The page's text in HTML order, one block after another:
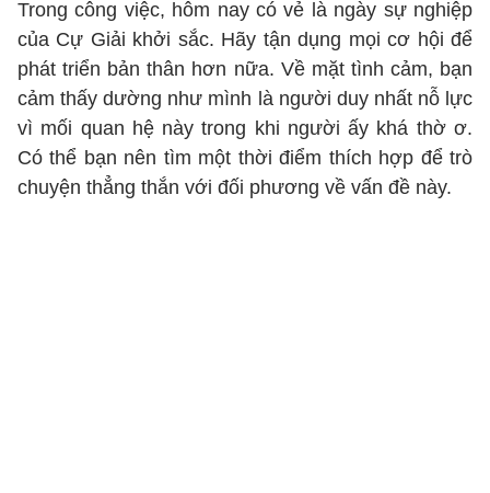
Trong công việc, hôm nay có vẻ là ngày sự nghiệp
của Cự Giải khởi sắc. Hãy tận dụng mọi cơ hội để
phát triển bản thân hơn nữa. Về mặt tình cảm, bạn
cảm thấy dường như mình là người duy nhất nỗ lực
vì mối quan hệ này trong khi người ấy khá thờ ơ.
Có thể bạn nên tìm một thời điểm thích hợp để trò
chuyện thẳng thắn với đối phương về vấn đề này.